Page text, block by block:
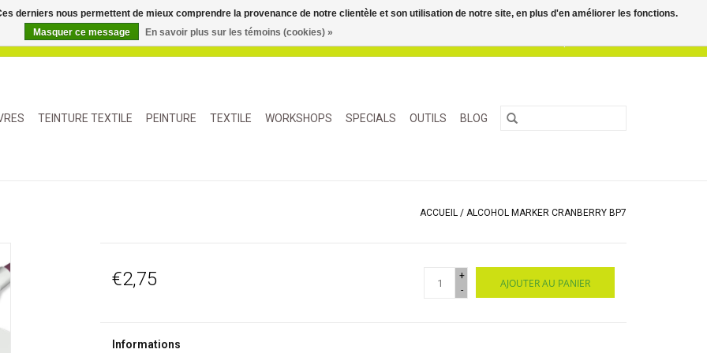
TEINTURE TEXTILE PEINTURE TEXTILE WORKSHOPS SPECIALS OUTILS BLOG
ACCUEIL / ALCOHOL MARKER CRANBERRY BP7
€2,75
+
-
AJOUTER AU PANIER
Informations
derniers nous permettent de mieux comprendre la provenance de notre clientèle et son utilisation de notre site, en plus d'en améliorer les fonctions.
Masquer ce message
En savoir plus sur les témoins (cookies) »